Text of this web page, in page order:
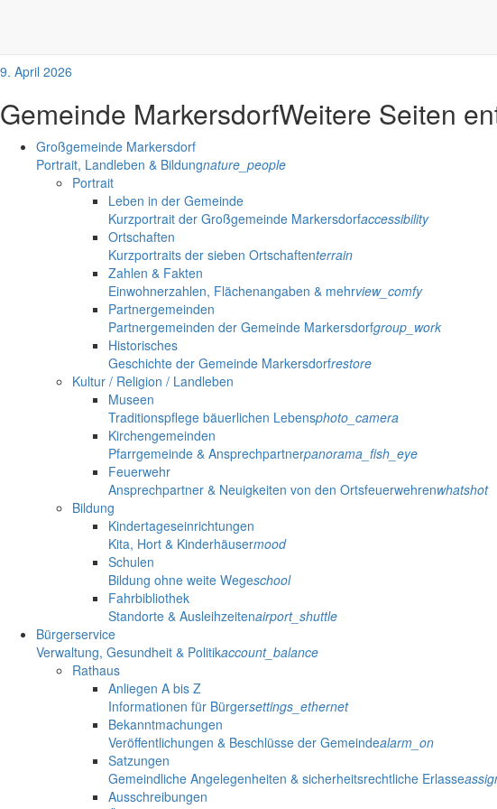
9. April 2026
Gemeinde MarkersdorfWeitere Seiten
Großgemeinde Markersdorf
Portrait, Landleben & Bildungnature_people
Portrait
Leben in der Gemeinde
Kurzportrait der Großgemeinde Markersdorfaccessibility
Ortschaften
Kurzportraits der sieben Ortschaftenterrain
Zahlen & Fakten
Einwohnerzahlen, Flächenangaben & mehrview_comfy
Partnergemeinden
Partnergemeinden der Gemeinde Markersdorfgroup_work
Historisches
Geschichte der Gemeinde Markersdorfrestore
Kultur / Religion / Landleben
Museen
Traditionspflege bäuerlichen Lebensphoto_camera
Kirchengemeinden
Pfarrgemeinde & Ansprechpartnerpanorama_fish_eye
Feuerwehr
Ansprechpartner & Neuigkeiten von den Ortsfeuerwehrenwhatshot
Bildung
Kindertageseinrichtungen
Kita, Hort & Kinderhäusermood
Schulen
Bildung ohne weite Wegeschool
Fahrbibliothek
Standorte & Ausleihzeitenairport_shuttle
Bürgerservice
Verwaltung, Gesundheit & Politikaccount_balance
Rathaus
Anliegen A bis Z
Informationen für Bürgersettings_ethernet
Bekanntmachungen
Veröffentlichungen & Beschlüsse der Gemeindealarm_on
Satzungen
Gemeindliche Angelegenheiten & sicherheitsrechtliche Erlasse
Ausschreibungen